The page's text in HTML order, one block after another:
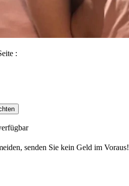
:
senden Sie kein Geld im Voraus!